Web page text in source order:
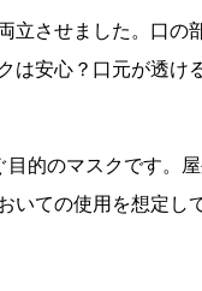
立させました。口の
は安心？口元が透け
的のマスクです。
いての使用を想定し